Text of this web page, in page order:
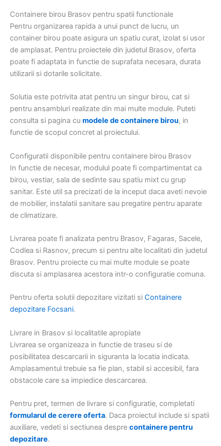
Containere birou Brasov pentru spatii functionale
Pentru organizarea rapida a unui punct de lucru, un
container birou poate asigura un spatiu curat, izolat si usor
de amplasat. Pentru proiectele din judetul Brasov, oferta
poate fi adaptata in functie de suprafata necesara, durata
utilizarii si dotarile solicitate.
Solutia este potrivita atat pentru un singur birou, cat si
pentru ansambluri realizate din mai multe module. Puteti
consulta si pagina cu modele de containere birou, in
functie de scopul concret al proiectului.
Configuratii disponibile pentru containere birou Brasov
In functie de necesar, modulul poate fi compartimentat ca
birou, vestiar, sala de sedinte sau spatiu mixt cu grup
sanitar. Este util sa precizati de la inceput daca aveti nevoie
de mobilier, instalatii sanitare sau pregatire pentru aparate
de climatizare.
Livrarea poate fi analizata pentru Brasov, Fagaras, Sacele,
Codlea si Rasnov, precum si pentru alte localitati din judetul
Brasov. Pentru proiecte cu mai multe module se poate
discuta si amplasarea acestora intr-o configuratie comuna.
Pentru oferta solutii depozitare vizitati si Containere
depozitare Focsani.
Livrare in Brasov si localitatile apropiate
Livrarea se organizeaza in functie de traseu si de
posibilitatea descarcarii in siguranta la locatia indicata.
Amplasamentul trebuie sa fie plan, stabil si accesibil, fara
obstacole care sa impiedice descarcarea.
Pentru pret, termen de livrare si configuratie, completati
formularul de cerere oferta. Daca proiectul include si spatii
auxiliare, vedeti si sectiunea despre containere pentru
depozitare.